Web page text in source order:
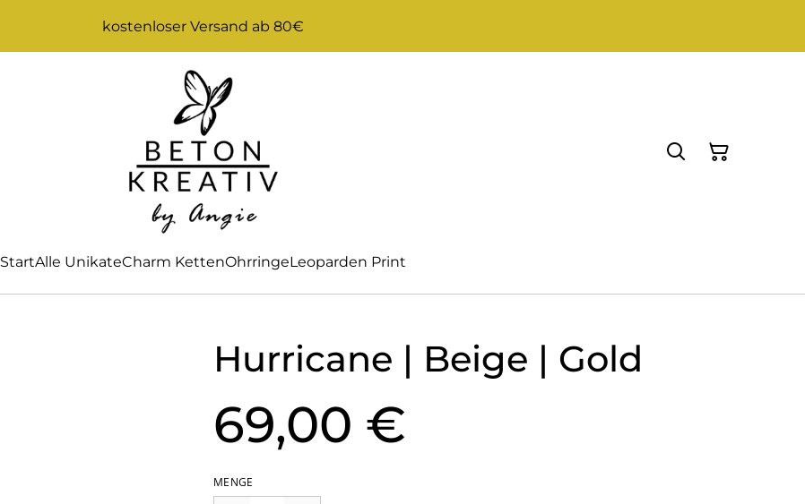
kostenloser Versand ab 80€
StartAlle UnikateCharm KettenOhrringeLeoparden Print
Hurricane | Beige | Gold
69,00 €
MENGE